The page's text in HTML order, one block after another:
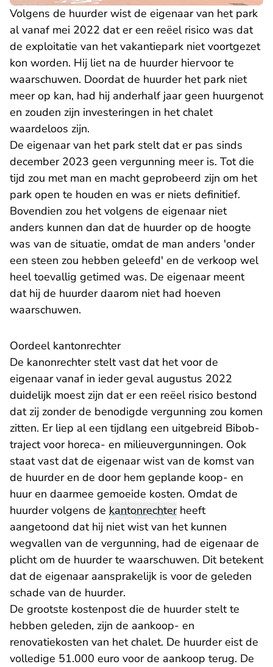
Volgens de huurder wist de eigenaar van het park
al vanaf mei 2022 dat er een reëel risico was dat
de exploitatie van het vakantiepark niet voortgezet
kon worden. Hij liet na de huurder hiervoor te
waarschuwen. Doordat de huurder het park niet
meer op kan, had hij anderhalf jaar geen huurgenot
en zouden zijn investeringen in het chalet
waardeloos zijn.
De eigenaar van het park stelt dat er pas sinds
december 2023 geen vergunning meer is. Tot die
tijd zou met man en macht geprobeerd zijn om het
park open te houden en was er niets definitief.
Bovendien zou het volgens de eigenaar niet
anders kunnen dan dat de huurder op de hoogte
was van de situatie, omdat de man anders 'onder
een steen zou hebben geleefd' en de verkoop wel
heel toevallig getimed was. De eigenaar meent
dat hij de huurder daarom niet had hoeven
waarschuwen.
Oordeel kantonrechter
De kanonrechter stelt vast dat het voor de
eigenaar vanaf in ieder geval augustus 2022
duidelijk moest zijn dat er een reëel risico bestond
dat zij zonder de benodigde vergunning zou komen
zitten. Er liep al een tijdlang een uitgebreid Bibob-
traject voor horeca- en milieuvergunningen. Ook
staat vast dat de eigenaar wist van de komst van
de huurder en de door hem geplande koop- en
huur en daarmee gemoeide kosten. Omdat de
huurder volgens de kantonrechterheeft
aangetoond dat hij niet wist van het kunnen
wegvallen van de vergunning, had de eigenaar de
plicht om de huurder te waarschuwen. Dit betekent
dat de eigenaar aansprakelijk is voor de geleden
schade van de huurder.
De grootste kostenpost die de huurder stelt te
hebben geleden, zijn de aankoop- en
renovatiekosten van het chalet. De huurder eist de
volledige 51.000 euro voor de aankoop terug. De